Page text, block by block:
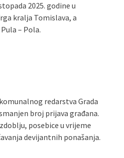
2025. godine u
kralja Tomislava, a
– Pola.
redarstva Grada
broj prijava građana.
posebice u vrijeme
devijantnih ponašanja.